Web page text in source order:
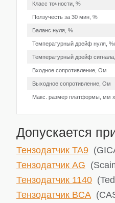
Класс точности, %
Ползучесть за 30 мин, %
Баланс нуля, %
Температурный дрейф нуля,
Температурный дрейф
Входное сопротивление, Ом
Выходное сопротивление, Ом
Макс. размер платформы, мм
Допускается
Тензодатчик TA9
Тензодатчик AG
Тензодатчик 1140
Тензодатчик BCA